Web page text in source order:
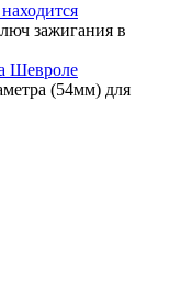
зажигания в
Шевроле
(54мм) для